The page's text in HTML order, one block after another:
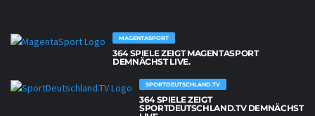
MAGENTASPORT
364 SPIELE ZEIGT MAGENTASPORT
DEMNÄCHST LIVE.
SPORTDEUTSCHLAND.TV
364 SPIELE ZEIGT
SPORTDEUTSCHLAND.TV DEMNÄCHST